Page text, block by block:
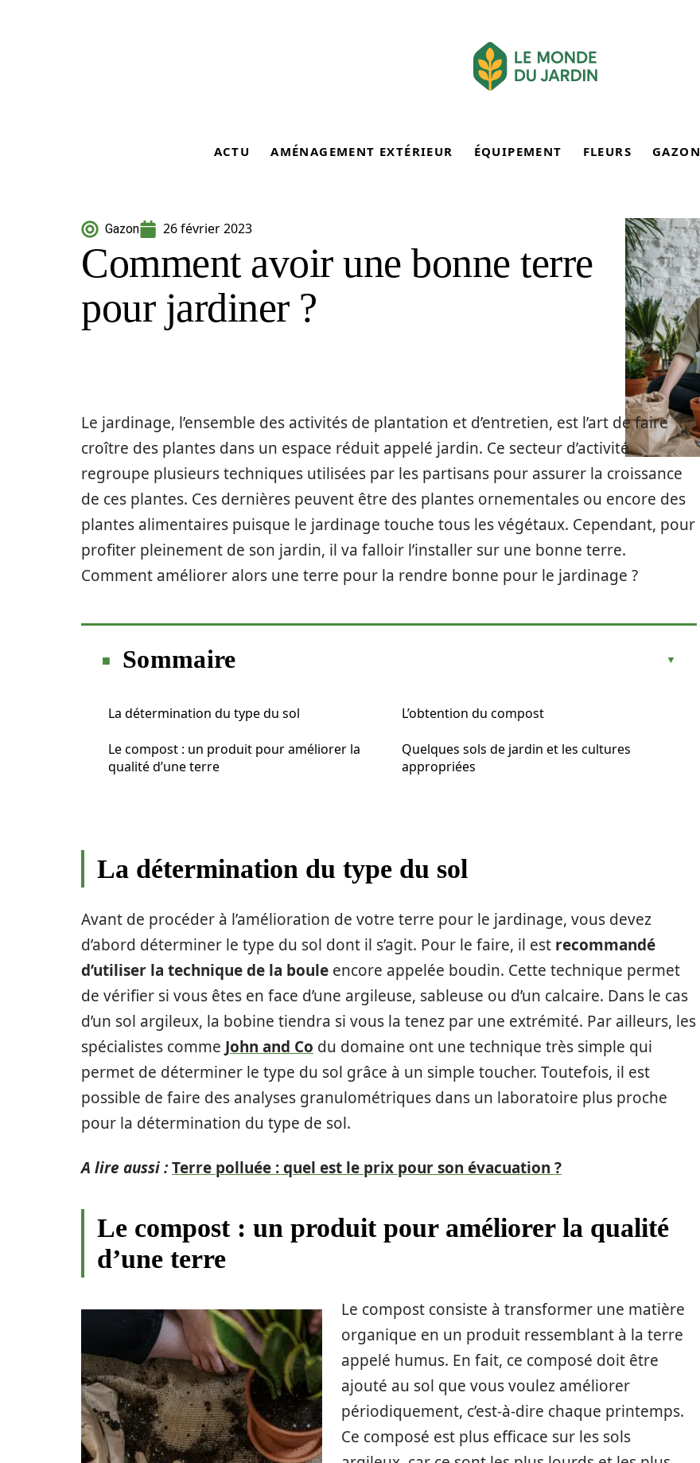
ACTU AMÉNAGEMENT EXTÉRIEUR ÉQUIPEMENT FLEURS GAZON
Gazon 26 février 2023
Comment avoir une bonne terre
pour jardiner ?
Le jardinage, l’ensemble des activités de plantation et d’entretien, est l’art de faire
croître des plantes dans un espace réduit appelé jardin. Ce secteur d’activité
regroupe plusieurs techniques utilisées par les partisans pour assurer la croissance
de ces plantes. Ces dernières peuvent être des plantes ornementales ou encore des
plantes alimentaires puisque le jardinage touche tous les végétaux. Cependant, pour
profiter pleinement de son jardin, il va falloir l’installer sur une bonne terre.
Comment améliorer alors une terre pour la rendre bonne pour le jardinage ?
Sommaire
La détermination du type du sol
Le compost : un produit pour améliorer la
qualité d’une terre
L’obtention du compost
Quelques sols de jardin et les cultures
appropriées
La détermination du type du sol
Avant de procéder à l’amélioration de votre terre pour le jardinage, vous devez
d’abord déterminer le type du sol dont il s’agit. Pour le faire, il est recommandé
d’utiliser la technique de la boule encore appelée boudin. Cette technique permet
de vérifier si vous êtes en face d’une argileuse, sableuse ou d’un calcaire. Dans le cas
d’un sol argileux, la bobine tiendra si vous la tenez par une extrémité. Par ailleurs, les
spécialistes comme John and Co du domaine ont une technique très simple qui
permet de déterminer le type du sol grâce à un simple toucher. Toutefois, il est
possible de faire des analyses granulométriques dans un laboratoire plus proche
pour la détermination du type de sol.
A lire aussi :Terre polluée : quel est le prix pour son évacuation ?
Le compost : un produit pour améliorer la qualité
d’une terre
Le compost consiste à transformer une matière
organique en un produit ressemblant à la terre
appelé humus. En fait, ce composé doit être
ajouté au sol que vous voulez améliorer
périodiquement, c’est-à-dire chaque printemps.
Ce composé est plus efficace sur les sols